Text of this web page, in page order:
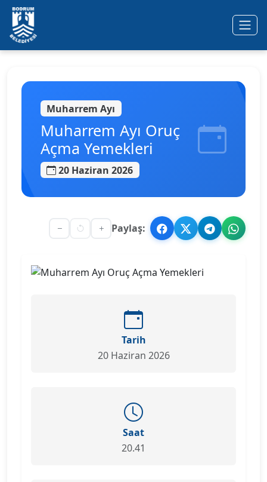
Ana içeriğe geç
Muharrem Ayı
Muharrem Ayı Oruç
Açma Yemekleri
20 Haziran 2026
Paylaş:
Tarih
20 Haziran 2026
Saat
20.41